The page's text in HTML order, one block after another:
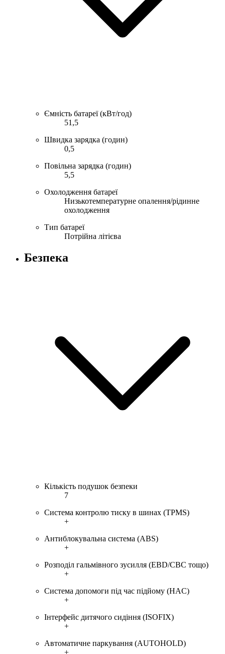
Ємність батареї (кВт/год)
51,5
Швидка зарядка (годин)
0,5
Повільна зарядка (годин)
5,5
Охолодження батареї
Низькотемпературне опалення/рідинне
охолодження
Тип батареї
Потрійна літієва
Безпека
Кількість подушок безпеки
7
Система контролю тиску в шинах (TPMS)
+
Антиблокувальна система (ABS)
+
Розподіл гальмівного зусилля (EBD/CBC тощо)
+
Система допомоги під час підйому (HAC)
+
Інтерфейс дитячого сидіння (ISOFIX)
+
Автоматичне паркування (AUTOHOLD)
+